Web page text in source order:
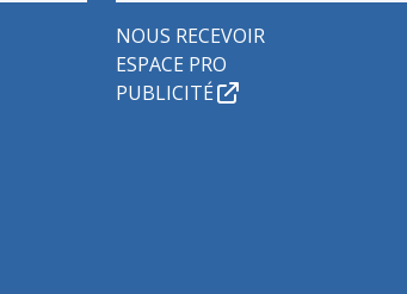
NOUS RECEVOIR
ESPACE PRO
PUBLICITÉ